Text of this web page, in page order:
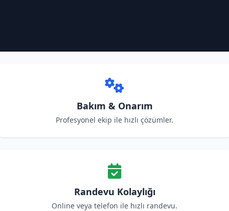
Bakım & Onarım
Profesyonel ekip ile hızlı çözümler.
Randevu Kolaylığı
Online veya telefon ile hızlı randevu.